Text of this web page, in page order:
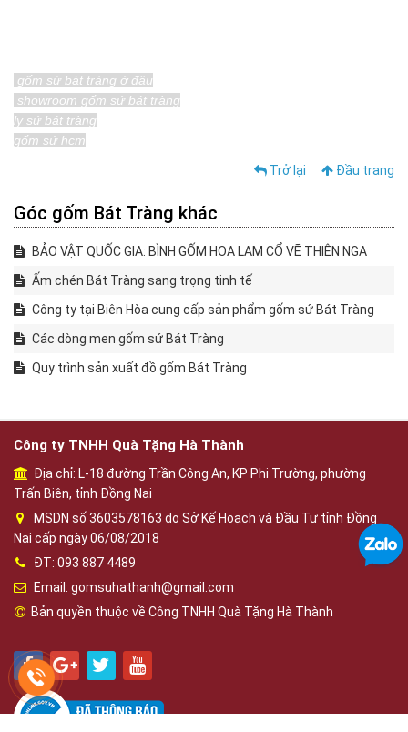
gốm sứ bát tràng ở đâu
showroom gốm sứ bát tràng
ly sứ bát tràng
gốm sứ hcm
Trở lại Đầu trang
Góc gốm Bát Tràng khác
BẢO VẬT QUỐC GIA: BÌNH GỐM HOA LAM CỔ VẼ THIÊN NGA
Ấm chén Bát Tràng sang trọng tinh tế
Công ty tại Biên Hòa cung cấp sản phẩm gốm sứ Bát Tràng
Các dòng men gốm sứ Bát Tràng
Quy trình sản xuất đồ gốm Bát Tràng
Công ty TNHH Quà Tặng Hà Thành
Địa chỉ: L-18 đường Trần Công An, KP Phi Trường, phường
Trấn Biên, tỉnh Đồng Nai
MSDN số 3603578163 do Sở Kế Hoạch và Đầu Tư tỉnh Đồng
Nai cấp ngày 06/08/2018
ĐT: 093 887 4489
Email: gomsuhathanh@gmail.com
Bản quyền thuộc về Công TNHH Quà Tặng Hà Thành